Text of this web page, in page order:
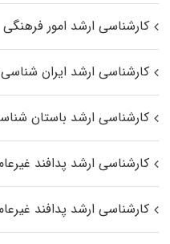
کارشناسی ارشد امور فرهنگی
کارشناسی ارشد ایران شناسی
کارشناسی ارشد باستان
کارشناسی ارشد پدافند
کارشناسی ارشد پدافند